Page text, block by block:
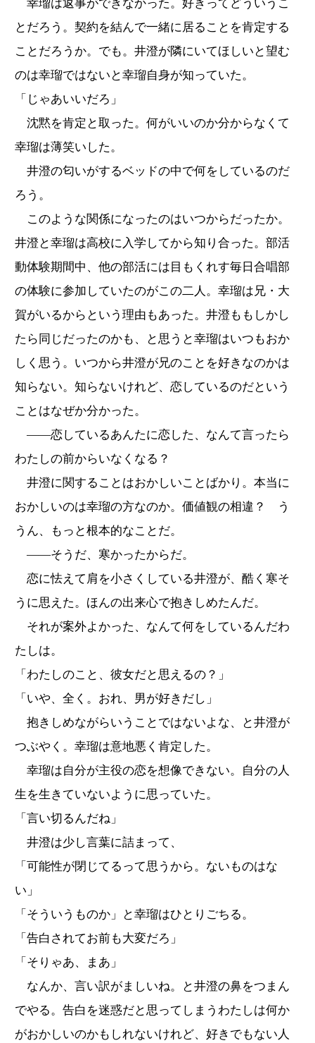
幸瑠は返事ができなかった。好きってどういうこ
とだろう。契約を結んで一緒に居ることを肯定する
ことだろうか。でも。井澄が隣にいてほしいと望む
のは幸瑠ではないと幸瑠自身が知っていた。
「じゃあいいだろ」
沈黙を肯定と取った。何がいいのか分からなくて
幸瑠は薄笑いした。
井澄の匂いがするベッドの中で何をしているのだ
ろう。
このような関係になったのはいつからだったか。
井澄と幸瑠は高校に入学してから知り合った。部活
動体験期間中、他の部活には目もくれす毎日合唱部
の体験に参加していたのがこの二人。幸瑠は兄・大
賀がいるからという理由もあった。井澄ももしかし
たら同じだったのかも、と思うと幸瑠はいつもおか
しく思う。いつから井澄が兄のことを好きなのかは
知らない。知らないけれど、恋しているのだという
ことはなぜか分かった。
――恋しているあんたに恋した、なんて言ったら
わたしの前からいなくなる？
井澄に関することはおかしいことばかり。本当に
おかしいのは幸瑠の方なのか。価値観の相違？ う
うん、もっと根本的なことだ。
――そうだ、寒かったからだ。
恋に怯えて肩を小さくしている井澄が、酷く寒そ
うに思えた。ほんの出来心で抱きしめたんだ。
それが案外よかった、なんて何をしているんだわ
たしは。
「わたしのこと、彼女だと思えるの？」
「いや、全く。おれ、男が好きだし」
抱きしめながらいうことではないよな、と井澄が
つぶやく。幸瑠は意地悪く肯定した。
幸瑠は自分が主役の恋を想像できない。自分の人
生を生きていないように思っていた。
「言い切るんだね」
井澄は少し言葉に詰まって、
「可能性が閉じてるって思うから。ないものはな
い」
「そういうものか」と幸瑠はひとりごちる。
「告白されてお前も大変だろ」
「そりゃあ、まあ」
なんか、言い訳がましいね。と井澄の鼻をつまん
でやる。告白を迷惑だと思ってしまうわたしは何か
がおかしいのかもしれないけれど、好きでもない人